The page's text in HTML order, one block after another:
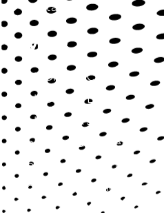
Contacto
Servicios
SaluDirecta Citas
SaluDirecta Lab
SaluDirecta Job
SaluDirecta Market
SaluDirecta Learning
Longevidad y Bienestar